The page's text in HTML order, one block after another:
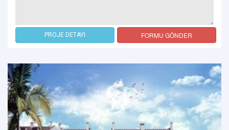
PROJE DETAYI FORMU GÖNDER